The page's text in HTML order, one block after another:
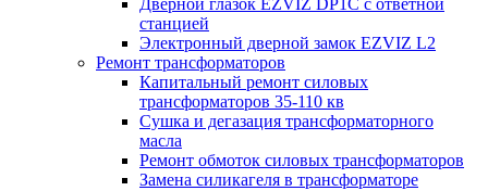
станцией
Электронный дверной замок EZVIZ L2
Ремонт трансформаторов
Капитальный ремонт силовых
трансформаторов 35-110 кв
Сушка и дегазация трансформаторного
масла
Ремонт обмоток силовых трансформаторов
Замена силикагеля в трансформаторе